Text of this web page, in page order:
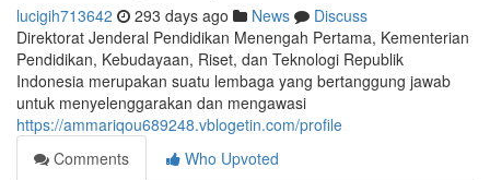
lucigih713642 293 days ago News
Discuss
Direktorat Jenderal Pendidikan Menengah Pertama, Kementerian
Pendidikan, Kebudayaan, Riset, dan Teknologi Republik
Indonesia merupakan suatu lembaga yang bertanggung jawab
untuk menyelenggarakan dan mengawasi
https://ammariqou689248.vblogetin.com/profile
Comments
Who Upvoted